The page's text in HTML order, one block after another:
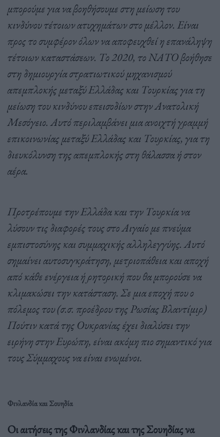
μπορούμε για να βοηθήσουμε στη μείωση του
κινδύνου τέτοιων ατυχημάτων στο μέλλον. Είναι
προς το συμφέρον όλων να αποφευχθεί η επανάληψη
τέτοιων καταστάσεων. Το 2020, το ΝΑΤΟ βοήθησε
στη δημιουργία στρατιωτικού μηχανισμού
απεμπλοκής μεταξύ Ελλάδας και Τουρκίας για τη
μείωση του κινδύνου επεισοδίων στην Ανατολική
Μεσόγειο. Αυτό περιλαμβάνει μια ανοιχτή γραμμή
επικοινωνίας μεταξύ Ελλάδας και Τουρκίας, για τη
διευκόλυνση της απεμπλοκής στη θάλασσα ή στον
αέρα.
Προτρέπουμε την Ελλάδα και την Τουρκία να
λύσουν τις διαφορές τους στο Αιγαίο με πνεύμα
εμπιστοσύνης και συμμαχικής αλληλεγγύης. Αυτό
σημαίνει αυτοσυγκράτηση, μετριοπάθεια και αποχή
από κάθε ενέργεια ή ρητορική που θα μπορούσε να
κλιμακώσει την κατάσταση. Σε μια εποχή που ο
πόλεμος του (σ.σ. προέδρου της Ρωσίας Βλαντίμιρ)
Πούτιν κατά της Ουκρανίας έχει διαλύσει την
ειρήνη στην Ευρώπη, είναι ακόμη πιο σημαντικό για
τους Σύμμαχους να είναι ενωμένοι.
Φινλανδία και Σουηδία
Οι αιτήσεις της Φινλανδίας και της Σουηδίας να